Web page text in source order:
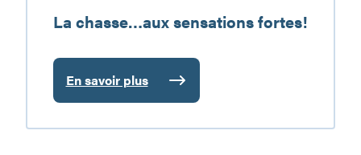
La chasse…aux sensations fortes!
En savoir plus
:
La
chasse…